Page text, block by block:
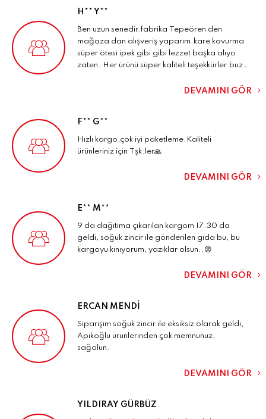
H** Y**
Ben uzun senedir.fabrika Tepeören den
mağaza dan alışveriş yaparım.kare kavurma
süper ötesi ipek gibi gibi lezzet başka alıyo
zaten. Her ürünü süper kaliteli teşekkürler.buz
teşekkür ederiz.kargo süper Apikoğlu her
DEVAMINI GÖR
F** G**
Hızlı kargo,çok iyi paketleme.Kaliteli
ürünleriniz için Tşk.ler🙏
DEVAMINI GÖR
E** M**
9 da dağıtıma çıkarılan kargom 17.30 da
geldi, soğuk zincir ile gönderilen gıda bu, bu
kargoyu kınıyorum, yazıklar olsun..😡
DEVAMINI GÖR
ERCAN MENDI
Siparişim soğuk zincir ile eksiksiz olarak geldi,
Apikoğlu ürünlerinden çok memnunuz,
sağolun.
DEVAMINI GÖR
YILDIRAY GÜRBÜZ